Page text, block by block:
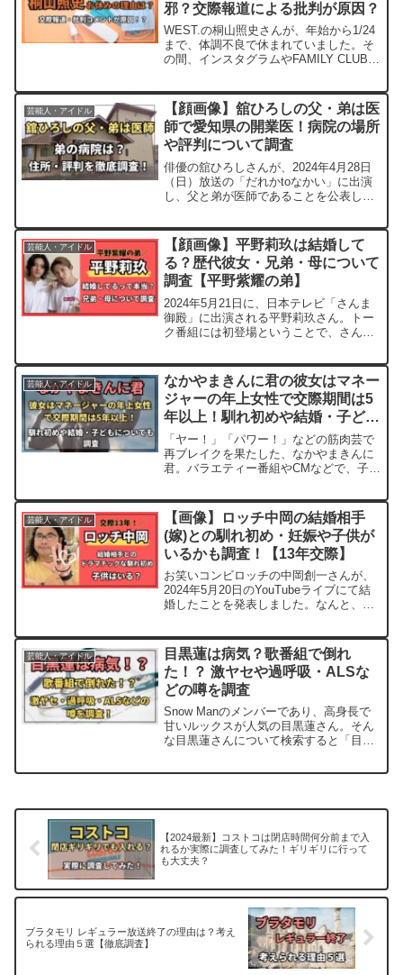
邪？交際報道による批判が原因？
WEST.の桐山照史さんが、年始から1/24
まで、体調不良で休まれていました。そ
の間、インスタグラムやFAMILY CLUB
が全くなく、イベントも欠席されていま
した。メンバーからは「体調不良」とし
か...
芸能人・アイドル
【顔画像】舘ひろしの父・弟は医
師で愛知県の開業医！病院の場所
や評判について調査
俳優の舘ひろしさんが、2024年4月28日
（日）放送の「だれかtoなかい」に出演
し、父と弟が医師であることを公表しま
開業医をしているようです。そこで、本
記事では舘ひろしの弟の顔画像舘ひろし
の弟の病院はどこ...
芸能人・アイドル
【顔画像】平野莉玖は結婚して
る？歴代彼女・兄弟・母について
調査【平野紫耀の弟】
2024年5月21日に、日本テレビ「さんま
御殿」に出演される平野莉玖さん。トー
ク番組には初登場ということで、さんま
しみですね。引用：そんな平野莉玖さん
は、元King&Princeで現在Number_iと
し...
芸能人・アイドル
なかやまきんに君の彼女はマネー
ジャーの年上女性で交際期間は5
年以上！馴れ初めや結婚・子ども
についても調査
「ヤー！」「パワー！」などの筋肉芸で
再ブレイクを果たした、なかやまきんに
君。バラエティー番組やCMなどで、子供
ですよね。きんに君のYouTubeやインス
タグラムなどを見ると、普段から筋トレ
中心の生活を送っ...
芸能人・アイドル
【画像】ロッチ中岡の結婚相手
(嫁)との馴れ初め・妊娠や子供が
いるかも調査！【13年交際】
お笑いコンビロッチの中岡創一さんが、
2024年5月20日のYouTubeライブにて結
婚したことを発表しました。なんと、交
は、ロッチ中岡と結婚相手(嫁)の馴れ初
めロッチ中岡と結婚相手(嫁)のあいだに
は子供は...
芸能人・アイドル
目黒蓮は病気？歌番組で倒れ
た！？ 激ヤセや過呼吸・ALSな
どの噂を調査
Snow Manのメンバーであり、高身長で
甘いルックスが人気の目黒蓮さん。そん
な目黒蓮さんについて検索すると「目黒
す。ネットでは「ALS」「過呼吸」「激
【2024最新】コストコは閉店時間何分前まで入
れるか実際に調査してみた！ギリギリに行って
も大丈夫？
ブラタモリ レギュラー放送終了の理由は？考え
られる理由５選【徹底調査】